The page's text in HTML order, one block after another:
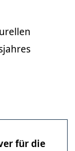
für die